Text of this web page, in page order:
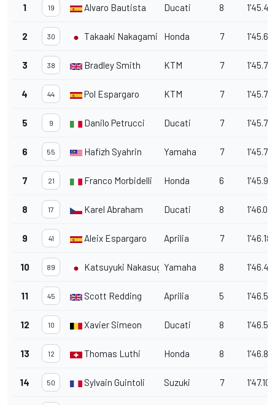
1 19 Alvaro Bautista Ducati 8
2 30 Takaaki Nakagami Honda 7
3 38 Bradley Smith KTM 7
4 44 Pol Espargaro KTM 7
5 9 Danilo Petrucci Ducati 7
6 55 Hafizh Syahrin Yamaha 7
7 21 Franco Morbidelli Honda 6
8 17 Karel Abraham Ducati 8
9 41 Aleix Espargaro Aprilia 7
10 89 Katsuyuki NakasugaYamaha 8
11 45 Scott Redding Aprilia 5 1'46.571
12 10 Xavier Simeon Ducati 8
13 12 Thomas Luthi Honda 8 1'46.817
14 50 Sylvain Guintoli Suzuki 7 1'47.106